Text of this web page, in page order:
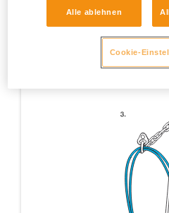
Alle ablehnen
Cookie-